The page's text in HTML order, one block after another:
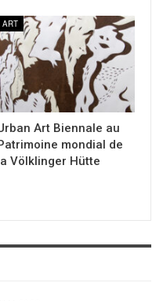
ART
Art Biennale au
mondial de
la Völklinger Hütte